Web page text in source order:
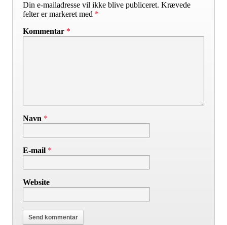
Din e-mailadresse vil ikke blive publiceret. Krævede
felter er markeret med *
Kommentar *
Navn *
E-mail *
Website